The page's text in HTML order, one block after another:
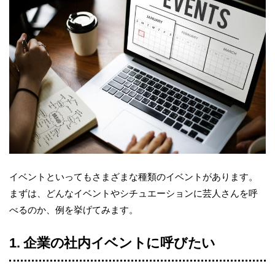
イベントといってもさまざまな種類のイベントがあります。
まずは、どんなイベントやシチュエーションに芸人さんを呼
べるのか、例を挙げてみます。
1. 企業の社内イベントに呼びたい